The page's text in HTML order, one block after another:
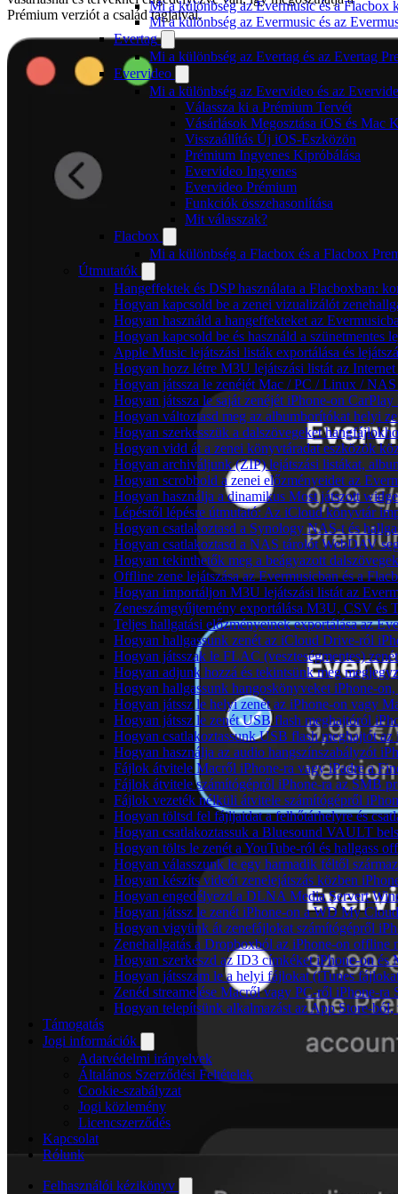
Mi a különbség az Evermusic és a Flacbox
Mi a különbség az Evermusic és az
Evertag
Mi a különbség az Evertag és az Evertag
Evervideo
Mi a különbség az Evervideo és az
Válassza ki a Prémium Tervét
Vásárlások Megosztása iOS és Mac
Visszaállítás Új iOS-Eszközön
Prémium Ingyenes Kipróbálása
Evervideo Ingyenes
Evervideo Prémium
Funkciók összehasonlítása
Mit válasszak?
Flacbox
Mi a különbség a Flacbox és a Flacbox
Útmutatók
Hangeffektek és DSP használata a Flacboxban:
Hogyan kapcsold be a zenei vizualizálót
Hogyan használd a hangeffekteket az
Hogyan kapcsold be és használd a szünetmentes
Apple Music lejátszási listák exportálása és
Hogyan hozz létre M3U lejátszási listát az
Hogyan játssza le zenéjét Mac / PC / Linux /
Hogyan játssza le saját zenéjét iPhone-on CarPlay
Hogyan változtasd meg az albumborítókat helyi
Hogyan szerkesszük a dalszövegeket
Hogyan vidd át a zenei könyvtáradat eszközök
Hogyan archiváljunk (ZIP) lejátszási listákat,
Hogyan scrobbold a zenei előzményeidet az
Hogyan használja a dinamikus Most játszott
Lépésről lépésre útmutató: Az iCloud könyvtár
Hogyan csatlakoztasd a Synology NAS-t és
Hogyan csatlakoztasd a NAS tárolót WebDAV
Hogyan tekinthetők meg a beágyazott
Offline zene lejátszása az Evermusicban és a
Hogyan importáljon M3U lejátszási listát az
Zeneszámgyűjtemény exportálása M3U, CSV és
Teljes hallgatási előzményeinek exportálása az
Hogyan hallgassunk zenét az iCloud Drive-ról
Hogyan játsszak le FLAC (veszteségmentes)
Hogyan adjunk hozzá és tekintsünk meg
Hogyan hallgassunk hangoskönyveket iPhone-
Hogyan játssz le helyi zenét az iPhone-on vagy
Hogyan játssz le zenét USB flash meghajtóról
Hogyan csatlakoztassunk USB flash meghajtót
Hogyan használja az audio hangszínszabályzót
Fájlok átvitele Macről iPhone-ra vagy iPadre a
Fájlok átvitele számítógépről iPhone-ra az SMB
Fájlok vezeték nélküli átvitele számítógépről
Hogyan töltsd fel fájljaidat a felhőtárhelyre és
Hogyan csatlakoztassuk a Bluesound VAULT
Hogyan tölts le zenét a YouTube-ról és hallgass
Hogyan válasszunk le egy harmadik féltől
Hogyan készíts videót zenelejátszás közben
Hogyan engedélyezd a DLNA Media Servert
Hogyan játssz le zenét iPhone-on a WD My
Hogyan vigyünk át zenefájlokat számítógépről
Zenehallgatás a Dropboxból az iPhone-on offline
Hogyan szerkeszd az ID3 címkéket iPhone-on és
Hogyan játsszam le a helyi fájlokat (iTunes
Zenéd streamelése Macről vagy PC-ről iPhone-ra
Hogyan telepítsünk alkalmazást az App Store-
Támogatás
Jogi információk
Adatvédelmi irányelvek
Általános Szerződési Feltételek
Cookie-szabályzat
Jogi közlemény
Licencszerződés
Kapcsolat
Rólunk
Felhasználói kézikönyv
Prémium verziót a család tagjaival.